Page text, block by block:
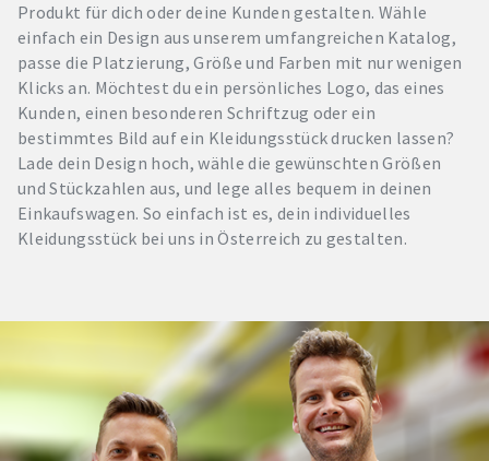
Produkt für dich oder deine Kunden gestalten. Wähle
einfach ein Design aus unserem umfangreichen Katalog,
passe die Platzierung, Größe und Farben mit nur wenigen
Klicks an. Möchtest du ein persönliches Logo, das eines
Kunden, einen besonderen Schriftzug oder ein
bestimmtes Bild auf ein Kleidungsstück drucken lassen?
Lade dein Design hoch, wähle die gewünschten Größen
und Stückzahlen aus, und lege alles bequem in deinen
Einkaufswagen. So einfach ist es, dein individuelles
Kleidungsstück bei uns in Österreich zu gestalten.